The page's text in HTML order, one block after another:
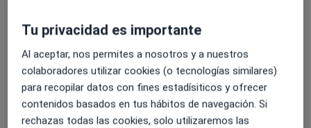
Nalu Psicología - Barcelona
Psicopedagogo, Logopeda, Psicólogo· Ver más
31 opiniones
C/ Montnegre, 2, Escalera B, 1-1, Barcelona•Mapa
Nalu Psicología - Barcelona
Tu privacidad es importante
Al aceptar, nos permites a nosotros y a nuestros
colaboradores utilizar cookies (o tecnologías similares)
para recopilar datos con fines estadísiticos y ofrecer
contenidos basados en tus hábitos de navegación. Si
rechazas todas las cookies, solo utilizaremos las